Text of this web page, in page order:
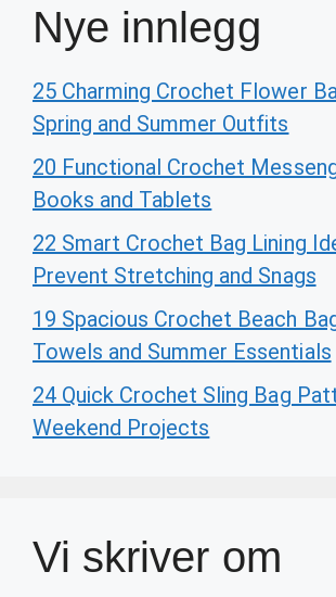
Nye innlegg
25 Charming Crochet Flower
Spring and Summer Outfits
20 Functional Crochet
Books and Tablets
22 Smart Crochet Bag Lining
Prevent Stretching and Snags
19 Spacious Crochet Beach
Towels and Summer Essentials
24 Quick Crochet Sling Bag
Weekend Projects
Vi skriver om